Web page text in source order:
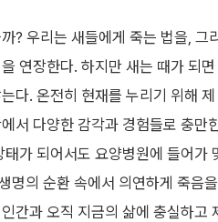
? 우리는 새들에게 죽는 법을, 그
연장한다. 하지만 새는 때가 되
다. 온전히 현재를 누리기 위해
서 다양한 감각과 경험들로 충만
가 되어서도 요양병원에 들어가
명의 순환 속에서 의연하게 죽음
간과 오직 지금의 삶에 충실하고